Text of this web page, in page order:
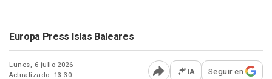
Europa Press Islas Baleares
Lunes, 6 julio 2026
Actualizado: 13:30
IA Seguir en